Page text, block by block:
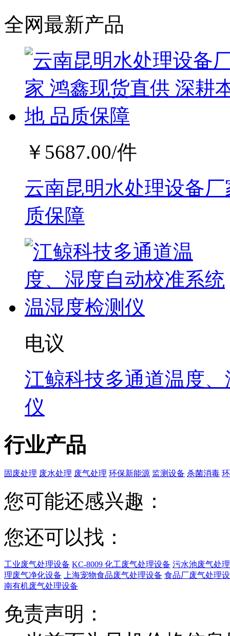
全网最新产品
￥ 5687.00/件
云南昆明水处理设备
质保障
电议
江鲸科技多通道温度
仪
行业产品
固废处理 废水处理 废气处理 环保新能源 监测设备 杀菌消毒
您可能还感兴趣：
您还可以找：
工业废气处理设备 KC-8009 化工废气处理设备 污水池废气处
理废气净化设备
上海宠物食品废气处理设备 食品厂废气处理
南有机废气处理设备
免责声明：